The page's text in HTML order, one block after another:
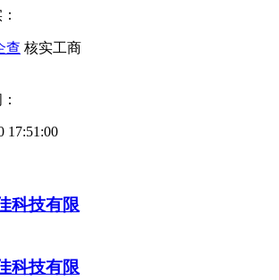
查 核实工商
17:51:00
科技有限
科技有限